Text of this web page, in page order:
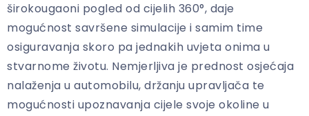
širokougaoni pogled od cijelih 360°, daje
mogućnost savršene simulacije i samim time
osiguravanja skoro pa jednakih uvjeta onima u
stvarnome životu. Nemjerljiva je prednost osjećaja
nalaženja u automobilu, držanju upravljača te
mogućnosti upoznavanja cijele svoje okoline u